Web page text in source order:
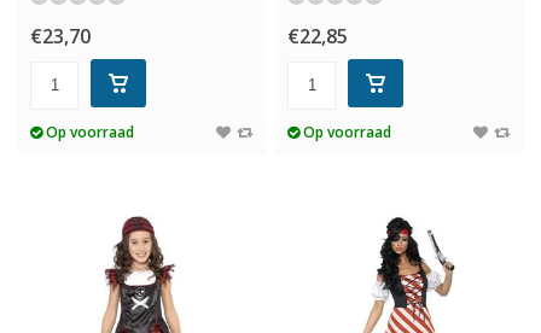
€23,70
Op voorraad
€22,85
Op voorraad